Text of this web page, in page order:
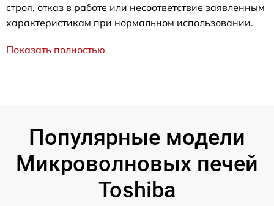
строя, отказ в работе или несоответствие заявленным
характеристикам при нормальном использовании.
Показать полностью
Популярные модели
Микроволновых печей
Toshiba